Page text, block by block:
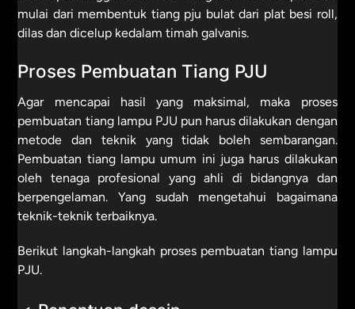
mulai dari membentuk tiang pju bulat dari plat besi roll,
dilas dan dicelup kedalam timah galvanis.
Proses Pembuatan Tiang PJU
Agar mencapai hasil yang maksimal, maka proses
pembuatan tiang lampu PJU pun harus dilakukan dengan
metode dan teknik yang tidak boleh sembarangan.
Pembuatan tiang lampu umum ini juga harus dilakukan
oleh tenaga profesional yang ahli di bidangnya dan
berpengelaman. Yang sudah mengetahui bagaimana
teknik-teknik terbaiknya.
Berikut langkah-langkah proses pembuatan tiang lampu
PJU.